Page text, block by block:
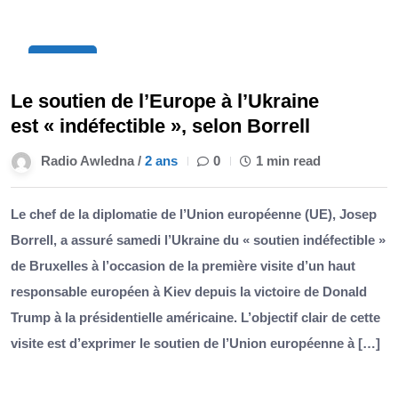
Le soutien de l’Europe à l’Ukraine
est « indéfectible », selon Borrell
Radio Awledna / 2 ans 0 1 min read
Le chef de la diplomatie de l’Union européenne (UE), Josep
Borrell, a assuré samedi l’Ukraine du « soutien indéfectible »
de Bruxelles à l’occasion de la première visite d’un haut
responsable européen à Kiev depuis la victoire de Donald
Trump à la présidentielle américaine. L’objectif clair de cette
visite est d’exprimer le soutien de l’Union européenne à […]